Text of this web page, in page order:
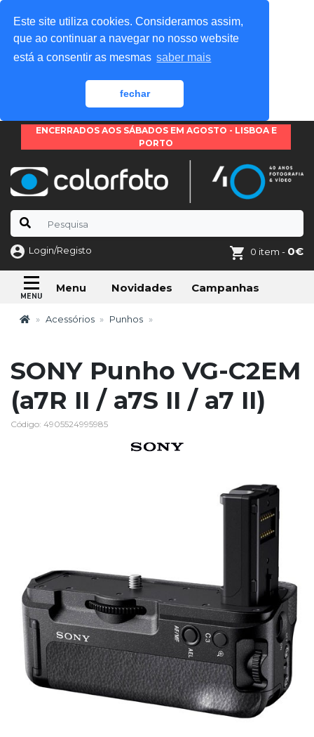
Este site utiliza cookies. Consideramos assim,
que ao continuar a navegar no nosso website
está a consentir as mesmas saber mais
fechar
ENCERRADOS AOS SÁBADOS EM AGOSTO - LISBOA E
PORTO
Login/Registo 0 item - 0€
Menu Novidades Campanhas
Acessórios Punhos
SONY Punho VG-C2EM
(a7R II / a7S II / a7 II)
Código: 4905524995985